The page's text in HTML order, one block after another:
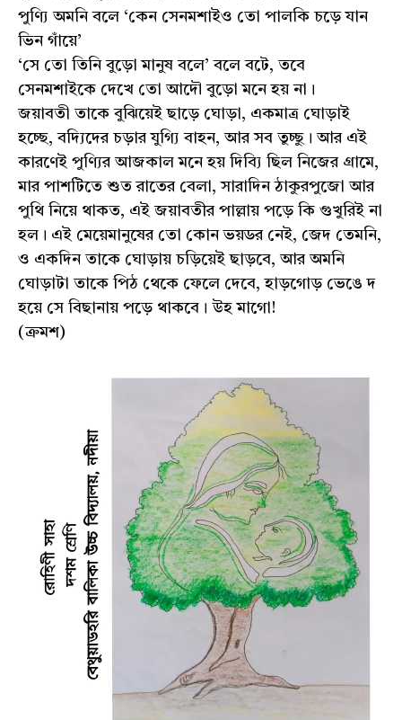
পুণ্যি অমনি বলে ‘কেন সেনমশাইও তো পালকি চড়ে যান
ভিন গাঁয়ে’
‘সে তো তিনি বুড়ো মানুষ বলে’ বলে বটে, তবে
সেনমশাইকে দেখে তো আদৌ বুড়ো মনে হয় না।
জয়াবতী তাকে বুঝিয়েই ছাড়ে ঘোড়া, একমাত্র ঘোড়াই
হচ্ছে, বদ্যিদের চড়ার যুগ্যি বাহন, আর সব তুচ্ছু। আর এই
কারণেই পুণ্যির আজকাল মনে হয় দিব্যি ছিল নিজের গ্রামে,
মার পাশটিতে শুত রাতের বেলা, সারাদিন ঠাকুরপুজো আর
পুথি নিয়ে থাকত, এই জয়াবতীর পাল্লায় পড়ে কি গুখুরিই না
হল। এই মেয়েমানুষের তো কোন ভয়ডর নেই, জেদ তেমনি,
ও একদিন তাকে ঘোড়ায় চড়িয়েই ছাড়বে, আর অমনি
ঘোড়াটা তাকে পিঠ থেকে ফেলে দেবে, হাড়গোড় ভেঙে দ
হয়ে সে বিছানায় পড়ে থাকবে। উহ মাগো!
(ক্রমশ)